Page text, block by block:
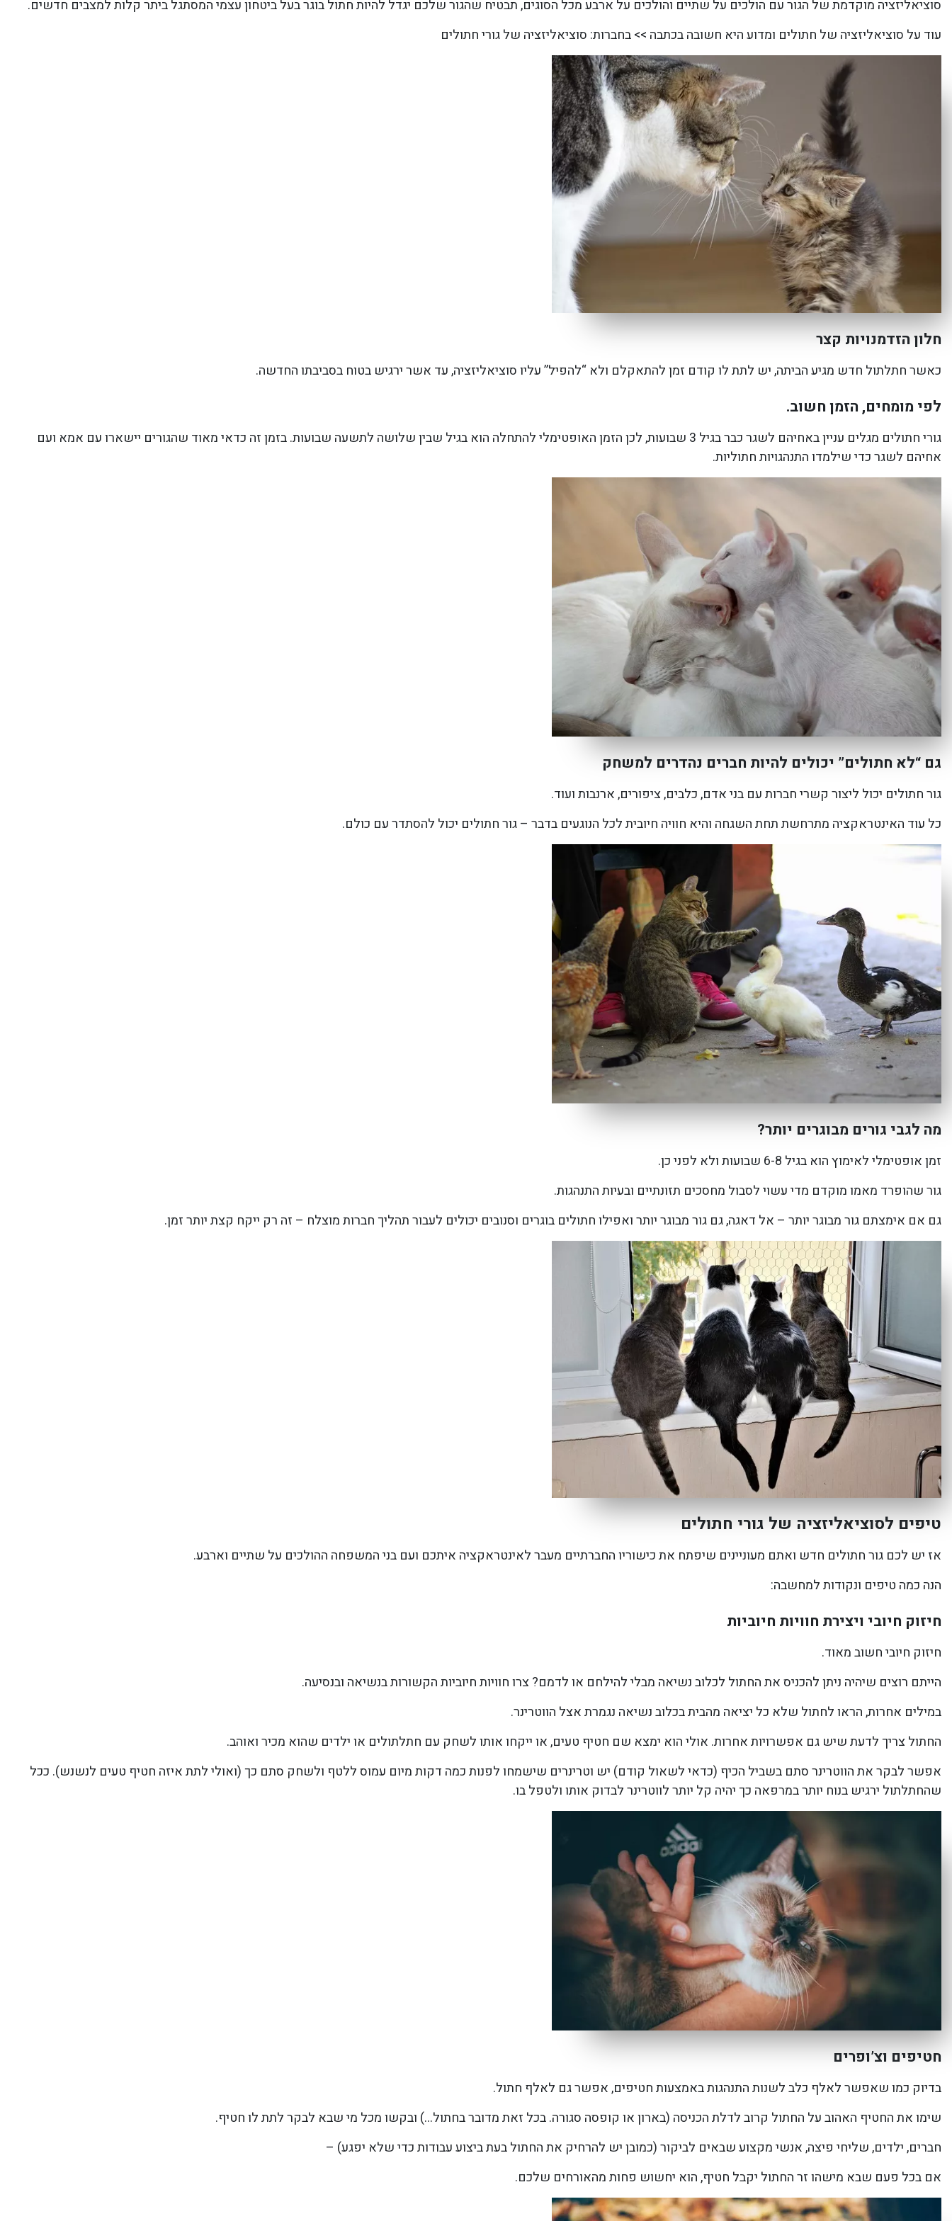
סוציאליזציה מוקדמת של הגור עם הולכים על שתיים והולכים על ארבע מכל הסוגים, תבטיח שהגור שלכם יגדל להיות חתול בוגר בעל ביטחון עצמי המסתגל ביתר קלות למצבים חדשים.
עוד על סוציאליזציה של חתולים ומדוע היא חשובה בכתבה >> בחברות: סוציאליזציה של גורי חתולים
חלון הזדמנויות קצר
כאשר חתלתול חדש מגיע הביתה, יש לתת לו קודם זמן להתאקלם ולא “להפיל” עליו סוציאליזציה, עד אשר ירגיש בטוח בסביבתו החדשה.
לפי מומחים, הזמן חשוב.
גורי חתולים מגלים עניין באחיהם לשגר כבר בגיל 3 שבועות, לכן הזמן האופטימלי להתחלה הוא בגיל שבין שלושה לתשעה שבועות. בזמן זה כדאי מאוד שהגורים יישארו עם אמא ועם
אחיהם לשגר כדי שילמדו התנהגויות חתוליות.
גם “לא חתולים” יכולים להיות חברים נהדרים למשחק
גור חתולים יכול ליצור קשרי חברות עם בני אדם, כלבים, ציפורים, ארנבות ועוד.
כל עוד האינטראקציה מתרחשת תחת השגחה והיא חוויה חיובית לכל הנוגעים בדבר – גור חתולים יכול להסתדר עם כולם.
מה לגבי גורים מבוגרים יותר?
זמן אופטימלי לאימוץ הוא בגיל 6-8 שבועות ולא לפני כן.
גור שהופרד מאמו מוקדם מדי עשוי לסבול מחסכים תזונתיים ובעיות התנהגות.
גם אם אימצתם גור מבוגר יותר – אל דאגה, גם גור מבוגר יותר ואפילו חתולים בוגרים וסנובים יכולים לעבור תהליך חברות מוצלח – זה רק ייקח קצת יותר זמן.
טיפים לסוציאליזציה של גורי חתולים
אז יש לכם גור חתולים חדש ואתם מעוניינים שיפתח את כישוריו החברתיים מעבר לאינטראקציה איתכם ועם בני המשפחה ההולכים על שתיים וארבע.
הנה כמה טיפים ונקודות למחשבה:
חיזוק חיובי ויצירת חוויות חיוביות
חיזוק חיובי חשוב מאוד.
הייתם רוצים שיהיה ניתן להכניס את החתול לכלוב נשיאה מבלי להילחם או לדמם? צרו חוויות חיוביות הקשורות בנשיאה ובנסיעה.
במילים אחרות, הראו לחתול שלא כל יציאה מהבית בכלוב נשיאה נגמרת אצל הווטרינר.
החתול צריך לדעת שיש גם אפשרויות אחרות. אולי הוא ימצא שם חטיף טעים, או ייקחו אותו לשחק עם חתלתולים או ילדים שהוא מכיר ואוהב.
אפשר לבקר את הווטרינר סתם בשביל הכיף (כדאי לשאול קודם) יש וטרינרים שישמחו לפנות כמה דקות מיום עמוס ללטף ולשחק סתם כך (ואולי לתת איזה חטיף טעים לנשנש). ככל
שהחתלתול ירגיש בנוח יותר במרפאה כך יהיה קל יותר לווטרינר לבדוק אותו ולטפל בו.
חטיפים וצ’ופרים
בדיוק כמו שאפשר לאלף כלב לשנות התנהגות באמצעות חטיפים, אפשר גם לאלף חתול.
שימו את החטיף האהוב על החתול קרוב לדלת הכניסה (בארון או קופסה סגורה. בכל זאת מדובר בחתול…) ובקשו מכל מי שבא לבקר לתת לו חטיף.
חברים, ילדים, שליחי פיצה, אנשי מקצוע שבאים לביקור (כמובן יש להרחיק את החתול בעת ביצוע עבודות כדי שלא יפגע) –
אם בכל פעם שבא מישהו זר החתול יקבל חטיף, הוא יחשוש פחות מהאורחים שלכם.